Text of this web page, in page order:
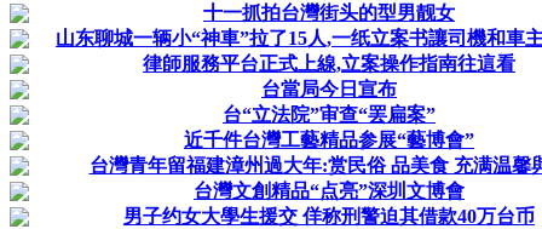
十一抓拍台灣街头的型男靓女
山东聊城一辆小“神車”拉了15人,一纸立案书讓司機和車
律師服務平台正式上線,立案操作指南往這看
台當局今日宣布
台“立法院”审查“罢扁案”
近千件台灣工藝精品参展“藝博會”
台灣青年留福建漳州過大年:赏民俗 品美食 充满温馨
台灣文創精品“点亮”深圳文博會
男子约女大學生援交 佯称刑警迫其借款40万台币